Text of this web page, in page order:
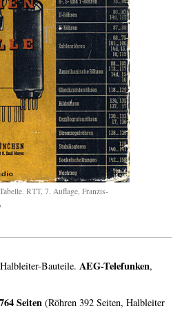
RTT, 7. Auflage, Franzis-
Bauteile. AEG-Telefunken,
764 Seiten (Röhren 392 Seiten, Halbleiter